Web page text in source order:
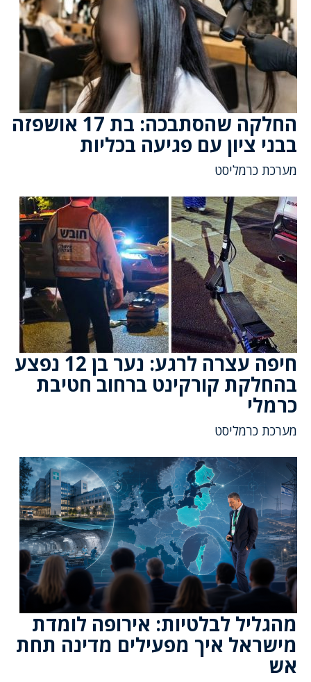
החלקה שהסתבכה: בת 17 אושפזה
בבני ציון עם פגיעה בכליות
מערכת כרמליסט
חיפה עצרה לרגע: נער בן 12 נפצע
בהחלקת קורקינט ברחוב חטיבת
כרמלי
מערכת כרמליסט
מהגליל לבלטיות: אירופה לומדת
מישראל איך מפעילים מדינה תחת
אש